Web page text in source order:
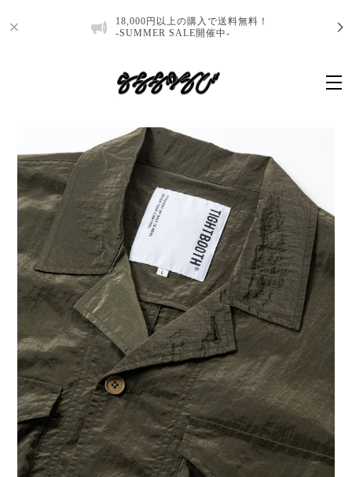
18,000円以上の購入で送料無料！
-SUMMER SALE開催中-